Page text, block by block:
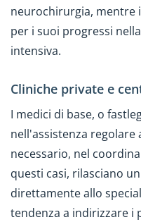
neurochirurgia, mentre
per i suoi progressi
intensiva.
Cliniche private e
I medici di base, o
nell'assistenza regolare
necessario, nel
questi casi, rilasciano
direttamente allo
tendenza a indirizzare i